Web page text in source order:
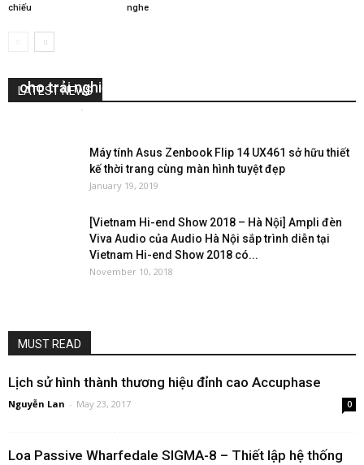
chiếu
nghe
LATEST NEWS
cho trải nghiệm nghe nhạc hoàn hảo
-
Máy tính Asus Zenbook Flip 14 UX461 sở hữu thiết
kế thời trang cùng màn hình tuyệt đẹp
January 19, 2019
[Vietnam Hi-end Show 2018 – Hà Nội] Ampli đèn
Viva Audio của Audio Hà Nội sắp trình diễn tại
Vietnam Hi-end Show 2018 có...
November 10, 2018
MUST READ
Lịch sử hình thành thương hiệu đỉnh cao Accuphase
Nguyễn Lan - May 23, 2017 0
Loa Passive Wharfedale SIGMA-8 – Thiết lập hệ thống